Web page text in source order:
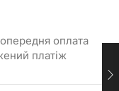
оплата
платіж